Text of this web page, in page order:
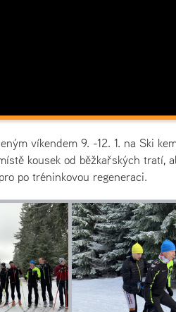
víkendem 9. -12. 1. na Ski
kousek od běžkařských tratí,
po tréninkovou regeneraci.